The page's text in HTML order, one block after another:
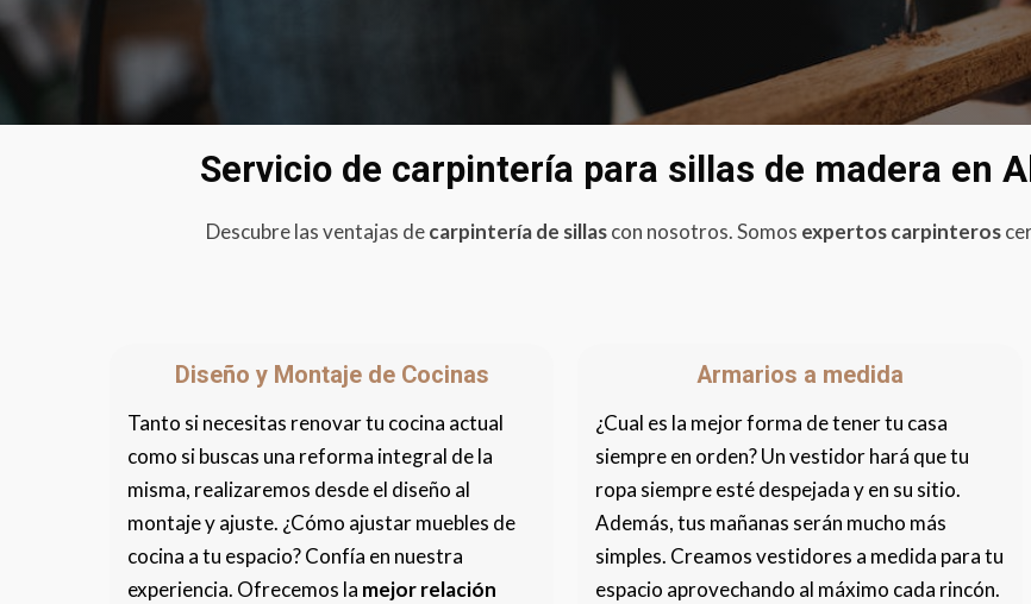
Servicio de carpintería para sillas de madera en
Descubre las ventajas decarpintería de sillascon nosotros. Somos expertos carpinteros
Diseño y Montaje de Cocinas
Tanto si necesitas renovar tu cocina actual
como si buscas una reforma integral de la
misma, realizaremos desde el diseño al
montaje y ajuste. ¿Cómo ajustar muebles de
cocina a tu espacio? Confía en nuestra
experiencia. Ofrecemos la mejor relación
Armarios a medida
¿Cual es la mejor forma de tener tu casa
siempre en orden? Un vestidor hará que tu
ropa siempre esté despejada y en su sitio.
Además, tus mañanas serán mucho más
simples. Creamos vestidores a medida para tu
espacio aprovechando al máximo cada rincón.